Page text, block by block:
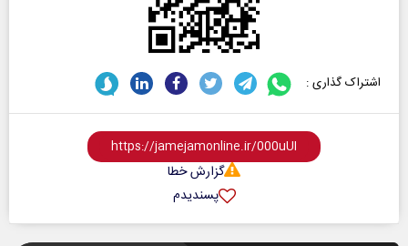
اشتراک گذاری :
گزارش خطا
پسندیدم